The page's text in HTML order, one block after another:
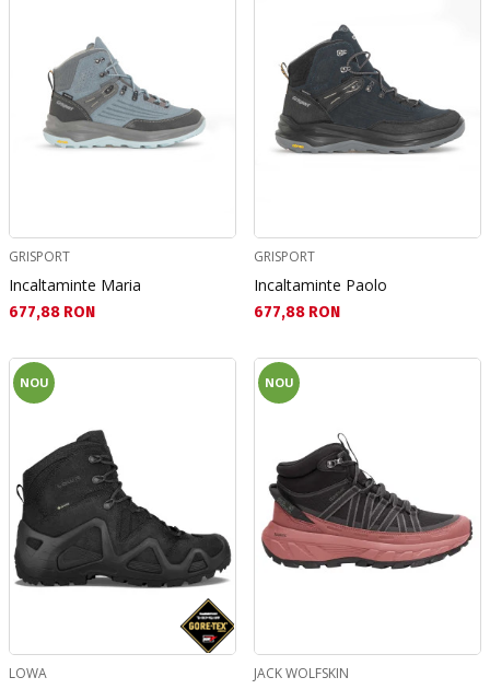
GRISPORT
Incaltaminte Maria
Текуща цена:
677,88 RON
GRISPORT
Incaltaminte Paolo
Текуща цена:
677,88 RON
NOU
LOWA
NOU
JACK WOLFSKIN